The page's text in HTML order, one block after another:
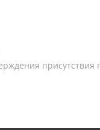
присутствия